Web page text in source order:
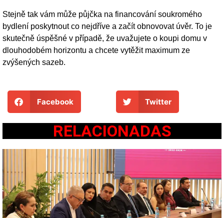
Stejně tak vám může půjčka na financování soukromého
bydlení poskytnout co nejdříve a začít obnovovat úvěr. To je
skutečně úspěšné v případě, že uvažujete o koupi domu v
dlouhodobém horizontu a chcete vytěžit maximum ze
zvýšených sazeb.
Facebook Twitter
RELACIONADAS